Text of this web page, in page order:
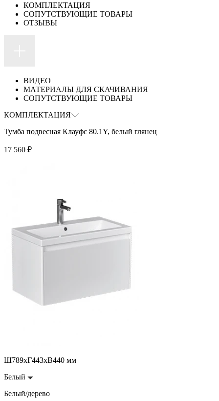
КОМПЛЕКТАЦИЯ
СОПУТСТВУЮЩИЕ ТОВАРЫ
ОТЗЫВЫ
ВИДЕО
МАТЕРИАЛЫ ДЛЯ СКАЧИВАНИЯ
СОПУТСТВУЮЩИЕ ТОВАРЫ
КОМПЛЕКТАЦИЯ
Тумба подвесная Клауфс 80.1Y, белый глянец
17 560 ₽
Ш789хГ443хВ440 мм
Белый
Белый/дерево